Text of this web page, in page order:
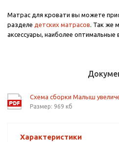
Матрас для кровати вы можете
разделе детских матрасов. Так же
аксессуары, наиболее
Схема сборки Малыш
Размер: 969 кб
Характеристики